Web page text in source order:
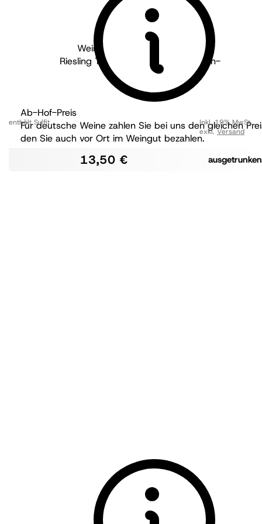
Weingut Pflüger - Pfalz
Riesling Tradition -aus besten Lagen-
trocken
Ab-Hof-Preis
Für deutsche Weine zahlen Sie bei uns den gleichen
den Sie auch vor Ort im Weingut bezahlen.
enthält Sulfit
13,50 €
Inkl. 19% MwSt.,
exkl.Versand
ausgetrunken